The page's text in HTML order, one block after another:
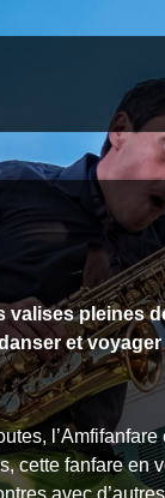
valises pleines
et
l’Amfifanfare
cette fanfare en
avec